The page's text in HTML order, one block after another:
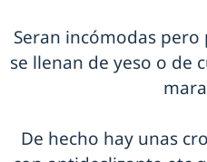
Seran incómodas
se llenan de yeso o de
De hecho hay unas